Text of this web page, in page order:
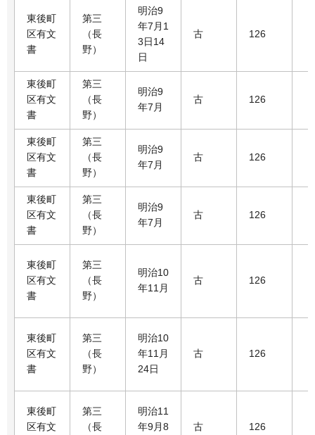
東後町
区有文
書
第三
（長
野）
明治9
年7月1
3日14
日
古 126
東後町
区有文
書
第三
（長
野）
明治9
年7月
古 126
東後町
区有文
書
第三
（長
野）
明治9
年7月
古 126
東後町
区有文
書
第三
（長
野）
明治9
年7月
古 126
東後町
区有文
書
第三
（長
野）
明治10
年11月
古 126
東後町
区有文
書
第三
（長
野）
明治10
年11月
24日
古 126
東後町
区有文
第三
（長
明治11
年9月8
古 126